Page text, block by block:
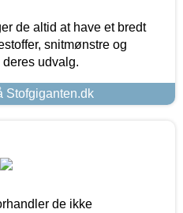
de altid at have et bredt
snitmønstre og
udvalg.
Stofgiganten.dk
de ikke